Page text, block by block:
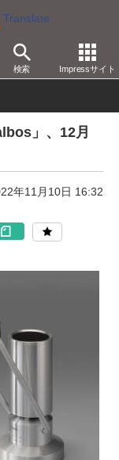
Translate
検索 Impressサイト
」、12月
年11月10日 16:32